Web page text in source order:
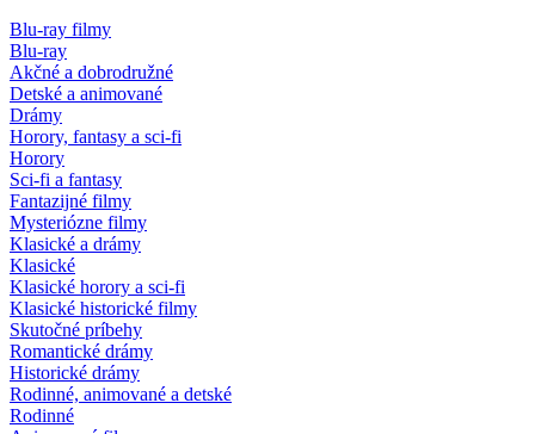
Blu-ray filmy
Blu-ray
Akčné a dobrodružné
Detské a animované
Drámy
Horory, fantasy a sci-fi
Horory
Sci-fi a fantasy
Fantazijné filmy
Mysteriózne filmy
Klasické a drámy
Klasické
Klasické horory a sci-fi
Klasické historické filmy
Skutočné príbehy
Romantické drámy
Historické drámy
Rodinné, animované a detské
Rodinné